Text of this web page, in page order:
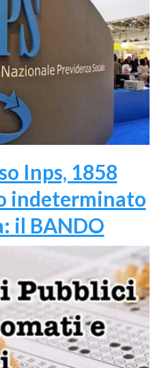
Inps, 1858
indeterminato
il BANDO